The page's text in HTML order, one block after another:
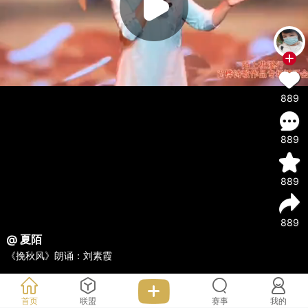
889
889
889
889
@ 夏陌
《挽秋风》朗诵：刘素霞
首页 联盟 赛事 我的